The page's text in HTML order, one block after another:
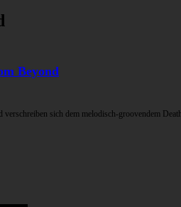
Beyond
sich dem melodisch-groovendem